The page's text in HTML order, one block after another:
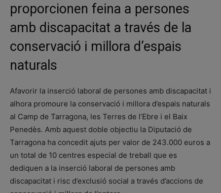
proporcionen feina a persones
amb discapacitat a través de la
conservació i millora d’espais
naturals
Afavorir la inserció laboral de persones amb discapacitat i
alhora promoure la conservació i millora d’espais naturals
al Camp de Tarragona, les Terres de l’Ebre i el Baix
Penedès. Amb aquest doble objectiu la Diputació de
Tarragona ha concedit ajuts per valor de 243.000 euros a
un total de 10 centres especial de treball que es
dediquen a la inserció laboral de persones amb
discapacitat i risc d’exclusió social a través d’accions de